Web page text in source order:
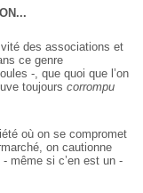
des associations et
ce genre
-, que quoi que l’on
toujours corrompu
où on se compromet
on cautionne
même si c’en est un -